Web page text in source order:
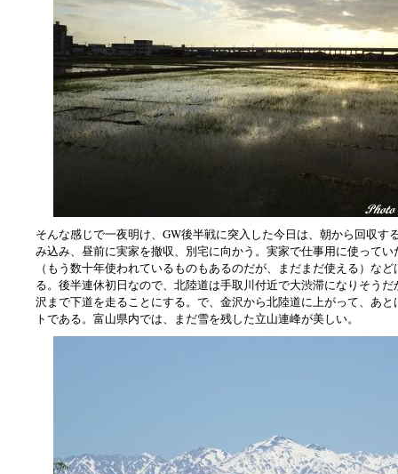
そんな感じで一夜明け、GW後半戦に突入した今日は、朝から回収す
み込み、昼前に実家を撤収、別宅に向かう。実家で仕事用に使って
（もう数十年使われているものもあるのだが、まだまだ使える）な
る。後半連休初日なので、北陸道は手取川付近で大渋滞になりそう
沢まで下道を走ることにする。で、金沢から北陸道に上がって、あ
トである。富山県内では、まだ雪を残した立山連峰が美しい。